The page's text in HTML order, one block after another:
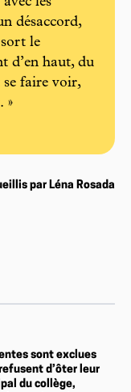
désaccord,
le
d’en haut, du
faire voir,
»
par Léna Rosada
sont exclues
d’ôter leur
du collège,